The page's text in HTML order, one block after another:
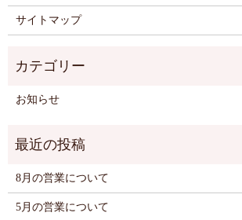
サイトマップ
お知らせ
8月の営業について
5月の営業について